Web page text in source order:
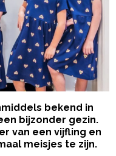
bekend in
bijzonder gezin.
van een vijfling en
meisjes te zijn.